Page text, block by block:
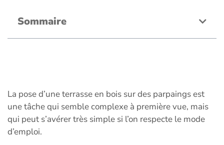
Sommaire
La pose d’une terrasse en bois sur des parpaings est
une tâche qui semble complexe à première vue, mais
qui peut s’avérer très simple si l’on respecte le mode
d’emploi.